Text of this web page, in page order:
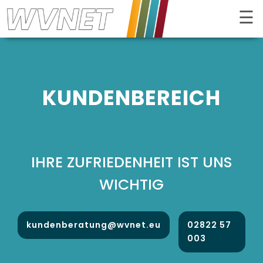
Kontrast
INTERNET
FERNSEHEN
☰
KUNDEN­BEREICH
IHRE ZUFRIEDENHEIT IST UNS
WICHTIG
kundenberatung@wvnet.eu
02822 57
003